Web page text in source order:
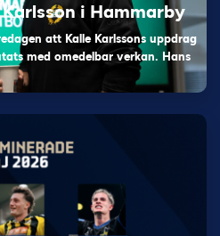
i Hammarby
att Kalle Karlssons uppdrag
med omedelbar verkan. Hans